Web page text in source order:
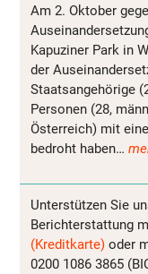
Am 2. Oktober
Kapuziner Park in
der
Staatsangehörige
Personen (28,
Österreich) mit
bedroht haben…
Unterstützen Sie
Berichterstattung
(Kreditkarte) oder
0200 1086 3865